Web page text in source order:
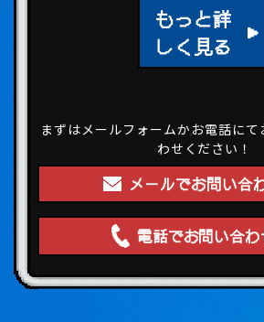
もっと詳
しく見る
まずはメールフォームかお電話に
わせください！
メールでお問い合
電話でお問い合わ